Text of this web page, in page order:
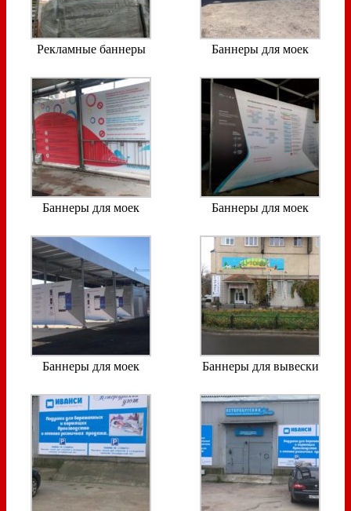
Рекламные баннеры Баннеры для моек
Баннеры для моек Баннеры для моек
Баннеры для моек Баннеры для вывески